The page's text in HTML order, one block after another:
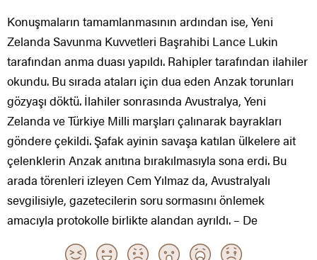
Konuşmaların tamamlanmasının ardından ise, Yeni
Zelanda Savunma Kuvvetleri Başrahibi Lance Lukin
tarafından anma duası yapıldı. Rahipler tarafından ilahiler
okundu. Bu sırada ataları için dua eden Anzak torunları
gözyaşı döktü. İlahiler sonrasında Avustralya, Yeni
Zelanda ve Türkiye Milli marşları çalınarak bayrakları
göndere çekildi. Şafak ayinin savaşa katılan ülkelere ait
çelenklerin Anzak anıtına bırakılmasıyla sona erdi. Bu
arada törenleri izleyen Cem Yılmaz da, Avustralyalı
sevgilisiyle, gazetecilerin soru sormasını önlemek
amacıyla protokolle birlikte alandan ayrıldı. – De